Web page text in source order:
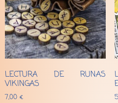
LECTURA DE RUNAS
VIKINGAS
7,00€